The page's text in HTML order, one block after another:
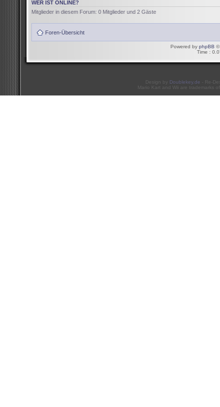
WER IST ONLINE?
Mitglieder in diesem Forum: 0 Mitglieder und 2 Gäste
Foren-Übersicht
Powered by phpBB ©
Time :
Design by Doublekey.de - Re-
Mario Kart and Wii are trademarks